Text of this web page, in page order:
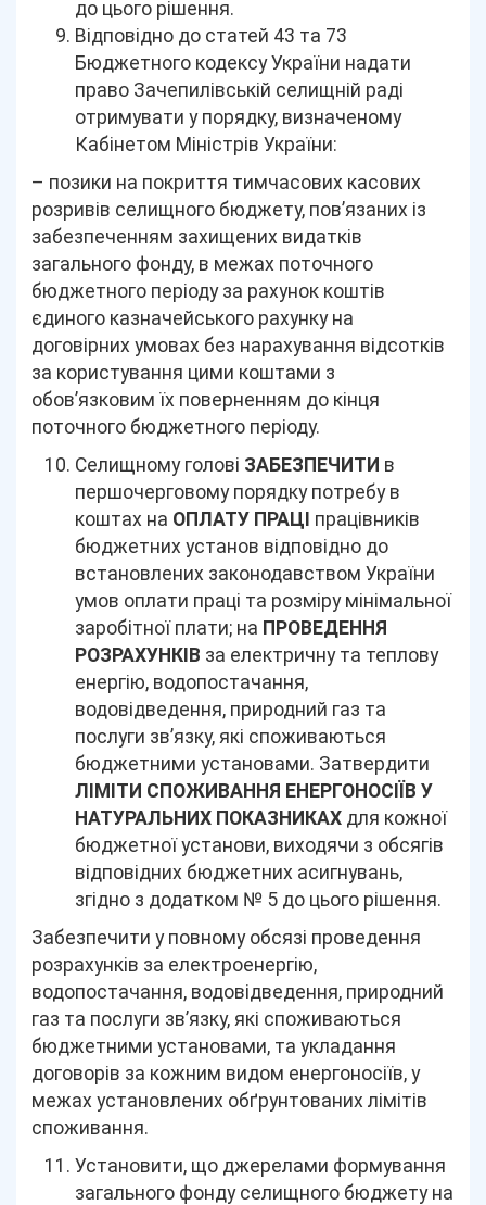
до цього рішення.
Відповідно до статей 43 та 73
Бюджетного кодексу України надати
право Зачепилівській селищній раді
отримувати у порядку, визначеному
Кабінетом Міністрів України:
– позики на покриття тимчасових касових
розривів селищного бюджету, пов’язаних із
забезпеченням захищених видатків
загального фонду, в межах поточного
бюджетного періоду за рахунок коштів
єдиного казначейського рахунку на
договірних умовах без нарахування відсотків
за користування цими коштами з
обов’язковим їх поверненням до кінця
поточного бюджетного періоду.
Селищному голові ЗАБЕЗПЕЧИТИ в
першочерговому порядку потребу в
коштах на ОПЛАТУ ПРАЦІ працівників
бюджетних установ відповідно до
встановлених законодавством України
умов оплати праці та розміру мінімальної
заробітної плати; на ПРОВЕДЕННЯ
РОЗРАХУНКІВ за електричну та теплову
енергію, водопостачання,
водовідведення, природний газ та
послуги зв’язку, які споживаються
бюджетними установами. Затвердити
ЛІМІТИ СПОЖИВАННЯ ЕНЕРГОНОСІЇВ У
НАТУРАЛЬНИХ ПОКАЗНИКАХ для кожної
бюджетної установи, виходячи з обсягів
відповідних бюджетних асигнувань,
згідно з додатком № 5 до цього рішення.
Забезпечити у повному обсязі проведення
розрахунків за електроенергію,
водопостачання, водовідведення, природний
газ та послуги зв’язку, які споживаються
бюджетними установами, та укладання
договорів за кожним видом енергоносіїв, у
межах установлених обґрунтованих лімітів
споживання.
Установити, що джерелами формування
загального фонду селищного бюджету на